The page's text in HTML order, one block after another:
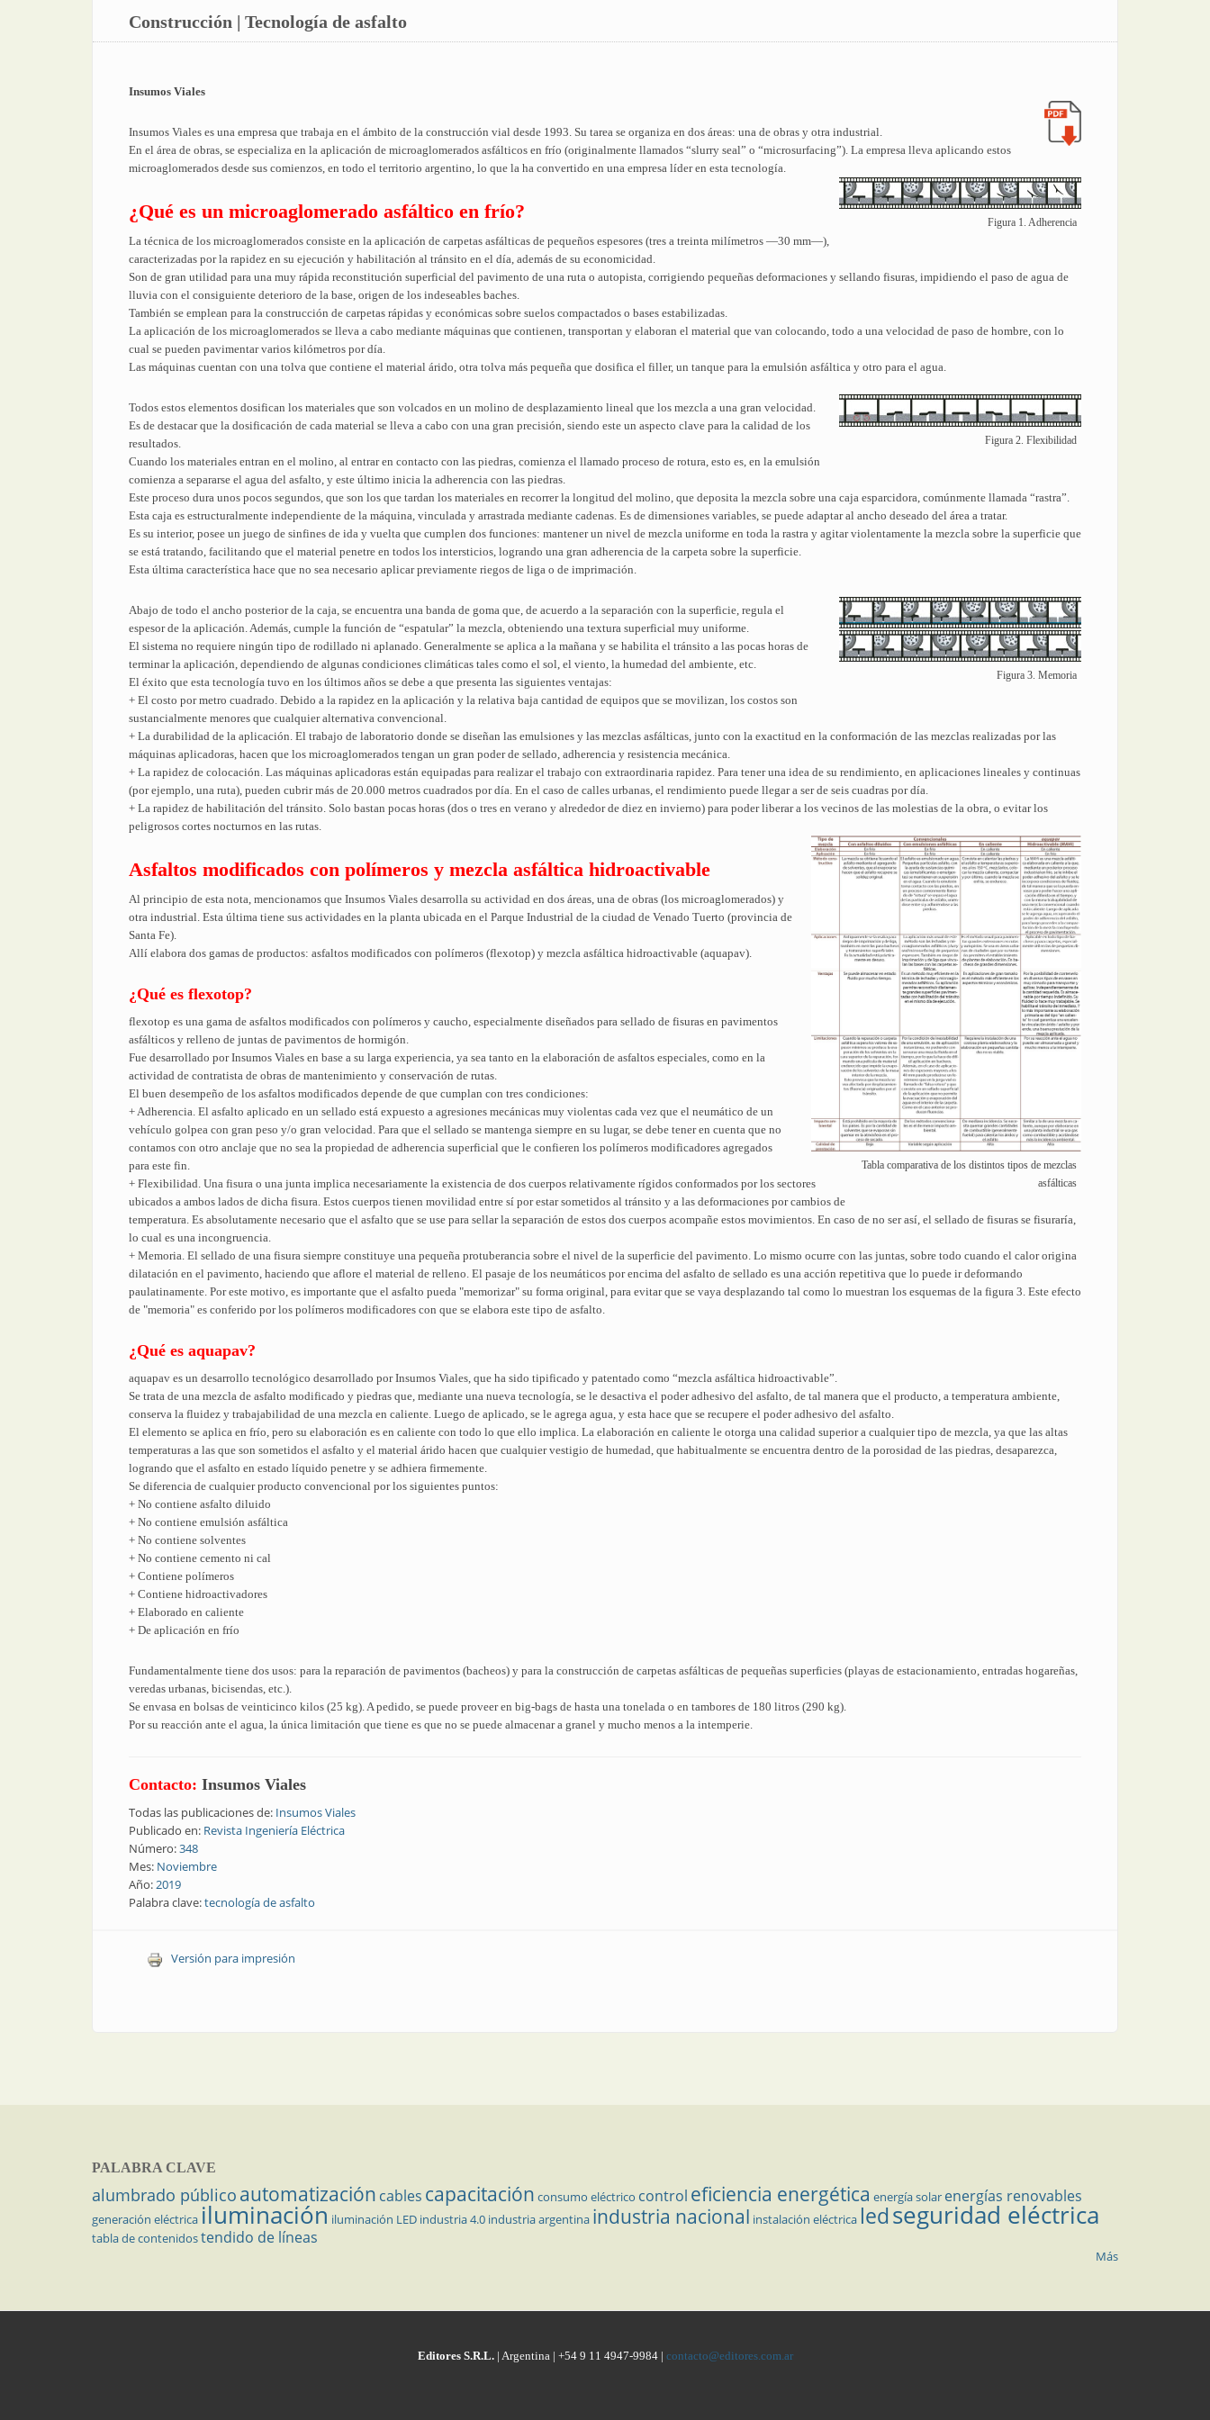
Construcción | Tecnología de asfalto
Insumos Viales
Insumos Viales es una empresa que trabaja en el ámbito de la construcción vial desde 1993. Su tarea se organiza en dos áreas: una de obras y otra industrial.
En el área de obras, se especializa en la aplicación de microaglomerados asfálticos en frío (originalmente llamados “slurry seal” o “microsurfacing”). La empresa lleva aplicando estos
microaglomerados desde sus comienzos, en todo el territorio argentino, lo que la ha convertido en una empresa líder en esta tecnología.
Figura 1. Adherencia
¿Qué es un microaglomerado asfáltico en frío?
La técnica de los microaglomerados consiste en la aplicación de carpetas asfálticas de pequeños espesores (tres a treinta milímetros —30 mm—),
caracterizadas por la rapidez en su ejecución y habilitación al tránsito en el día, además de su economicidad.
Son de gran utilidad para una muy rápida reconstitución superficial del pavimento de una ruta o autopista, corrigiendo pequeñas deformaciones y sellando fisuras, impidiendo el paso de agua de
lluvia con el consiguiente deterioro de la base, origen de los indeseables baches.
También se emplean para la construcción de carpetas rápidas y económicas sobre suelos compactados o bases estabilizadas.
La aplicación de los microaglomerados se lleva a cabo mediante máquinas que contienen, transportan y elaboran el material que van colocando, todo a una velocidad de paso de hombre, con lo
cual se pueden pavimentar varios kilómetros por día.
Las máquinas cuentan con una tolva que contiene el material árido, otra tolva más pequeña que dosifica el filler, un tanque para la emulsión asfáltica y otro para el agua.
Figura 2. Flexibilidad
Todos estos elementos dosifican los materiales que son volcados en un molino de desplazamiento lineal que los mezcla a una gran velocidad.
Es de destacar que la dosificación de cada material se lleva a cabo con una gran precisión, siendo este un aspecto clave para la calidad de los
resultados.
Cuando los materiales entran en el molino, al entrar en contacto con las piedras, comienza el llamado proceso de rotura, esto es, en la emulsión
comienza a separarse el agua del asfalto, y este último inicia la adherencia con las piedras.
Este proceso dura unos pocos segundos, que son los que tardan los materiales en recorrer la longitud del molino, que deposita la mezcla sobre una caja esparcidora, comúnmente llamada “rastra”.
Esta caja es estructuralmente independiente de la máquina, vinculada y arrastrada mediante cadenas. Es de dimensiones variables, se puede adaptar al ancho deseado del área a tratar.
Es su interior, posee un juego de sinfines de ida y vuelta que cumplen dos funciones: mantener un nivel de mezcla uniforme en toda la rastra y agitar violentamente la mezcla sobre la superficie que
se está tratando, facilitando que el material penetre en todos los intersticios, logrando una gran adherencia de la carpeta sobre la superficie.
Esta última característica hace que no sea necesario aplicar previamente riegos de liga o de imprimación.
Figura 3. Memoria
Abajo de todo el ancho posterior de la caja, se encuentra una banda de goma que, de acuerdo a la separación con la superficie, regula el
espesor de la aplicación. Además, cumple la función de “espatular” la mezcla, obteniendo una textura superficial muy uniforme.
El sistema no requiere ningún tipo de rodillado ni aplanado. Generalmente se aplica a la mañana y se habilita el tránsito a las pocas horas de
terminar la aplicación, dependiendo de algunas condiciones climáticas tales como el sol, el viento, la humedad del ambiente, etc.
El éxito que esta tecnología tuvo en los últimos años se debe a que presenta las siguientes ventajas:
+ El costo por metro cuadrado. Debido a la rapidez en la aplicación y la relativa baja cantidad de equipos que se movilizan, los costos son
sustancialmente menores que cualquier alternativa convencional.
+ La durabilidad de la aplicación. El trabajo de laboratorio donde se diseñan las emulsiones y las mezclas asfálticas, junto con la exactitud en la conformación de las mezclas realizadas por las
máquinas aplicadoras, hacen que los microaglomerados tengan un gran poder de sellado, adherencia y resistencia mecánica.
+ La rapidez de colocación. Las máquinas aplicadoras están equipadas para realizar el trabajo con extraordinaria rapidez. Para tener una idea de su rendimiento, en aplicaciones lineales y continuas
(por ejemplo, una ruta), pueden cubrir más de 20.000 metros cuadrados por día. En el caso de calles urbanas, el rendimiento puede llegar a ser de seis cuadras por día.
+ La rapidez de habilitación del tránsito. Solo bastan pocas horas (dos o tres en verano y alrededor de diez en invierno) para poder liberar a los vecinos de las molestias de la obra, o evitar los
peligrosos cortes nocturnos en las rutas.
Tabla comparativa de los distintos tipos de mezclas
asfálticas
Asfaltos modificados con polímeros y mezcla asfáltica hidroactivable
Al principio de esta nota, mencionamos que Insumos Viales desarrolla su actividad en dos áreas, una de obras (los microaglomerados) y
otra industrial. Esta última tiene sus actividades en la planta ubicada en el Parque Industrial de la ciudad de Venado Tuerto (provincia de
Santa Fe).
Allí elabora dos gamas de productos: asfaltos modificados con polímeros (flexotop) y mezcla asfáltica hidroactivable (aquapav).
¿Qué es flexotop?
flexotop es una gama de asfaltos modificados con polímeros y caucho, especialmente diseñados para sellado de fisuras en pavimentos
asfálticos y relleno de juntas de pavimentos de hormigón.
Fue desarrollado por Insumos Viales en base a su larga experiencia, ya sea tanto en la elaboración de asfaltos especiales, como en la
actividad de contratista de obras de mantenimiento y conservación de rutas.
El buen desempeño de los asfaltos modificados depende de que cumplan con tres condiciones:
+ Adherencia. El asfalto aplicado en un sellado está expuesto a agresiones mecánicas muy violentas cada vez que el neumático de un
vehículo golpea con gran peso y/o gran velocidad. Para que el sellado se mantenga siempre en su lugar, se debe tener en cuenta que no
contamos con otro anclaje que no sea la propiedad de adherencia superficial que le confieren los polímeros modificadores agregados
para este fin.
+ Flexibilidad. Una fisura o una junta implica necesariamente la existencia de dos cuerpos relativamente rígidos conformados por los sectores
ubicados a ambos lados de dicha fisura. Estos cuerpos tienen movilidad entre sí por estar sometidos al tránsito y a las deformaciones por cambios de
temperatura. Es absolutamente necesario que el asfalto que se use para sellar la separación de estos dos cuerpos acompañe estos movimientos. En caso de no ser así, el sellado de fisuras se fisuraría,
lo cual es una incongruencia.
+ Memoria. El sellado de una fisura siempre constituye una pequeña protuberancia sobre el nivel de la superficie del pavimento. Lo mismo ocurre con las juntas, sobre todo cuando el calor origina
dilatación en el pavimento, haciendo que aflore el material de relleno. El pasaje de los neumáticos por encima del asfalto de sellado es una acción repetitiva que lo puede ir deformando
paulatinamente. Por este motivo, es importante que el asfalto pueda "memorizar" su forma original, para evitar que se vaya desplazando tal como lo muestran los esquemas de la figura 3. Este efecto
de "memoria" es conferido por los polímeros modificadores con que se elabora este tipo de asfalto.
¿Qué es aquapav?
aquapav es un desarrollo tecnológico desarrollado por Insumos Viales, que ha sido tipificado y patentado como “mezcla asfáltica hidroactivable”.
Se trata de una mezcla de asfalto modificado y piedras que, mediante una nueva tecnología, se le desactiva el poder adhesivo del asfalto, de tal manera que el producto, a temperatura ambiente,
conserva la fluidez y trabajabilidad de una mezcla en caliente. Luego de aplicado, se le agrega agua, y esta hace que se recupere el poder adhesivo del asfalto.
El elemento se aplica en frío, pero su elaboración es en caliente con todo lo que ello implica. La elaboración en caliente le otorga una calidad superior a cualquier tipo de mezcla, ya que las altas
temperaturas a las que son sometidos el asfalto y el material árido hacen que cualquier vestigio de humedad, que habitualmente se encuentra dentro de la porosidad de las piedras, desaparezca,
logrando que el asfalto en estado líquido penetre y se adhiera firmemente.
Se diferencia de cualquier producto convencional por los siguientes puntos:
+ No contiene asfalto diluido
+ No contiene emulsión asfáltica
+ No contiene solventes
+ No contiene cemento ni cal
+ Contiene polímeros
+ Contiene hidroactivadores
+ Elaborado en caliente
+ De aplicación en frío
Fundamentalmente tiene dos usos: para la reparación de pavimentos (bacheos) y para la construcción de carpetas asfálticas de pequeñas superficies (playas de estacionamiento, entradas hogareñas,
veredas urbanas, bicisendas, etc.).
Se envasa en bolsas de veinticinco kilos (25 kg). A pedido, se puede proveer en big-bags de hasta una tonelada o en tambores de 180 litros (290 kg).
Por su reacción ante el agua, la única limitación que tiene es que no se puede almacenar a granel y mucho menos a la intemperie.
Contacto: Insumos Viales
Todas las publicaciones de: Insumos Viales
Publicado en: Revista Ingeniería Eléctrica
Número:348
Mes: Noviembre
Año:2019
Palabra clave:tecnología de asfalto
Versión para impresión
PALABRA CLAVE
alumbrado público automatización cables capacitación consumo eléctrico control eficiencia energética energía solar energías renovables
generación eléctrica iluminación iluminación LED industria 4.0 industria argentina industria nacional instalación eléctrica ledseguridad eléctrica
tabla de contenidostendido de líneas
Más
Editores S.R.L.| Argentina | +54 9 11 4947-9984 | contacto@editores.com.ar